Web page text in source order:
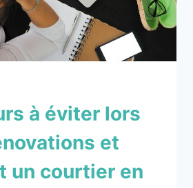
à éviter lors
et
un courtier en